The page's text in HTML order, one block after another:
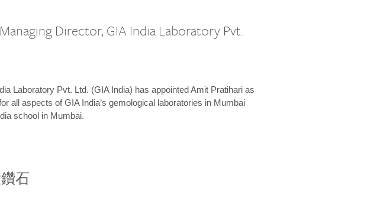
Director, GIA India Laboratory Pvt.
Laboratory Pvt. Ltd. (GIA India) has appointed Amit Pratihari as
all aspects of GIA India’s gemological laboratories in Mumbai
school in Mumbai.
石